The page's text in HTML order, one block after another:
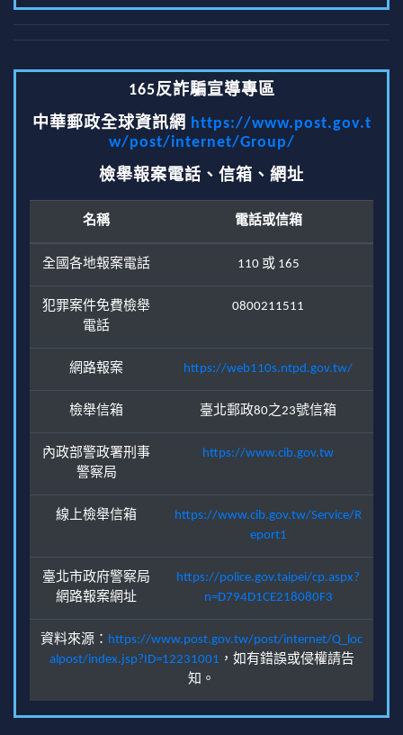
165反詐騙宣導專區
中華郵政全球資訊網 https://www.post.gov.t
w/post/internet/Group/
檢舉報案電話、信箱、網址
名稱 電話或信箱
全國各地報案電話 110 或 165
犯罪案件免費檢舉
電話
0800211511
網路報案 https://web110s.ntpd.gov.tw/
檢舉信箱 臺北郵政80之23號信箱
內政部警政署刑事
警察局
https://www.cib.gov.tw
線上檢舉信箱
https://www.cib.gov.tw/Service/R
eport1
臺北市政府警察局
網路報案網址
https://police.gov.taipei/cp.aspx?
n=D794D1CE218080F3
資料來源： https://www.post.gov.tw/post/internet/Q_loc
alpost/index.jsp?ID=12231001 ，如有錯誤或侵權請告
知。